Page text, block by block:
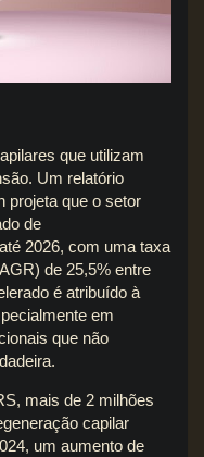
que utilizam
Um relatório
projeta que o setor
de
2026, com uma taxa
de 25,5% entre
é atribuído à
em
que não
mais de 2 milhões
capilar
um aumento de